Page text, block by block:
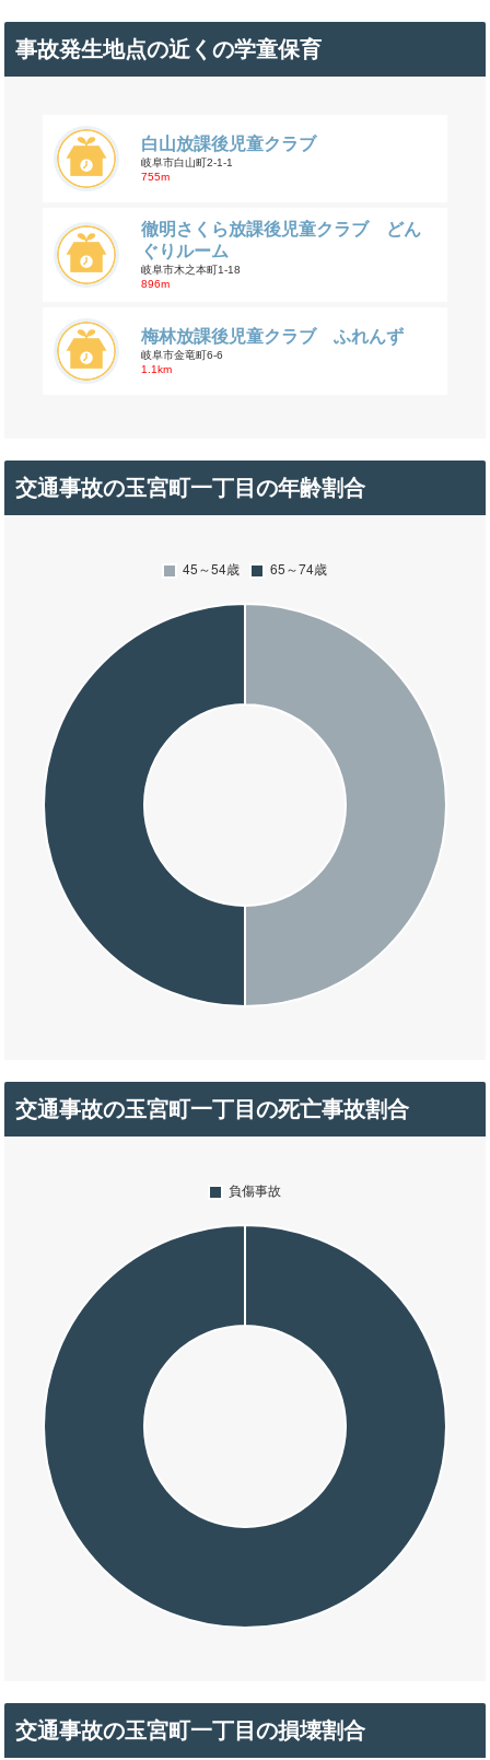
事故発生地点の近くの学童保育
白山放課後児童クラブ
岐阜市白山町2-1-1
755m
徹明さくら放課後児童クラブ どん
ぐりルーム
岐阜市木之本町1-18
896m
梅林放課後児童クラブ ふれんず
岐阜市金竜町6-6
1.1km
交通事故の玉宮町一丁目の年齢割合
交通事故の玉宮町一丁目の死亡事故割合
交通事故の玉宮町一丁目の損壊割合